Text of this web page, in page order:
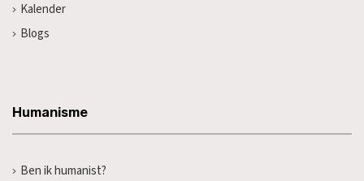
Kalender
Blogs
Humanisme
Ben ik humanist?